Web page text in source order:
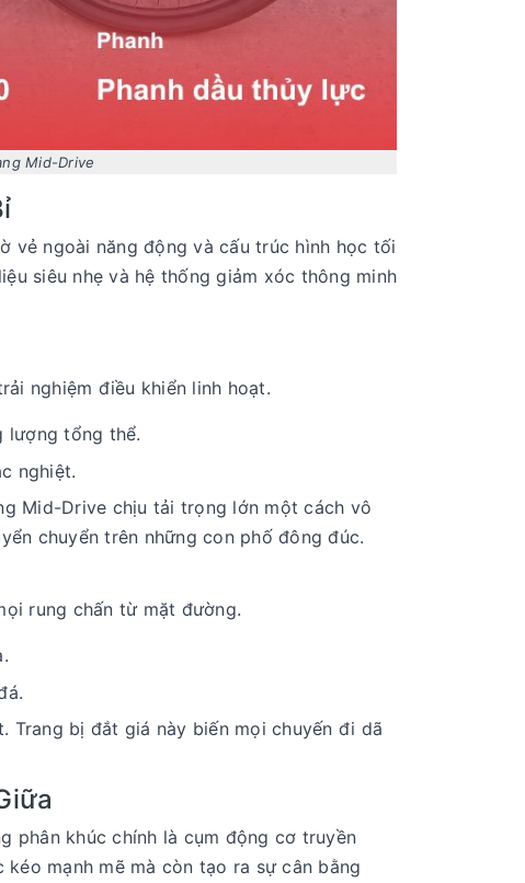
Mid-Drive
vẻ ngoài năng động và cấu trúc hình học tối
siêu nhẹ và hệ thống giảm xóc thông minh
nghiệm điều khiển linh hoạt.
lượng tổng thể.
nghiệt.
Mid-Drive chịu tải trọng lớn một cách vô
chuyển trên những con phố đông đúc.
rung chấn từ mặt đường.
bị đắt giá này biến mọi chuyến đi dã
phân khúc chính là cụm động cơ truyền
mạnh mẽ mà còn tạo ra sự cân bằng